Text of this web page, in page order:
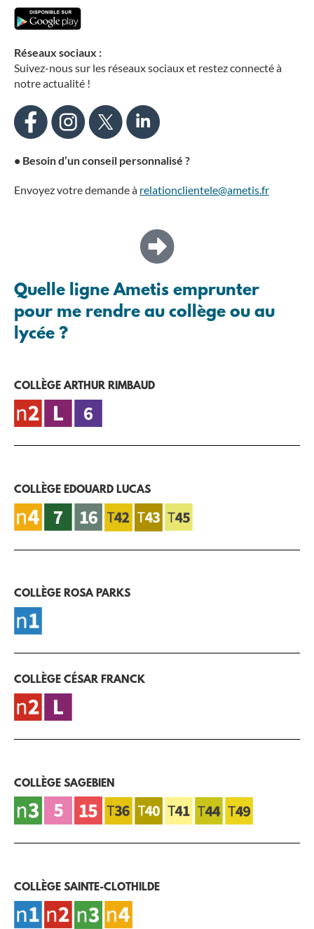
Réseaux sociaux :
Suivez-nous sur les réseaux sociaux et restez connecté à
notre actualité !
• Besoin d’un conseil personnalisé ?
Envoyez votre demande à relationclientele@ametis.fr
Quelle ligne Ametis emprunter
pour me rendre au collège ou au
lycée ?
COLLÈGE ARTHUR RIMBAUD
COLLÈGE EDOUARD LUCAS
COLLÈGE ROSA PARKS
COLLÈGE CÉSAR FRANCK
COLLÈGE SAGEBIEN
COLLÈGE SAINTE-CLOTHILDE